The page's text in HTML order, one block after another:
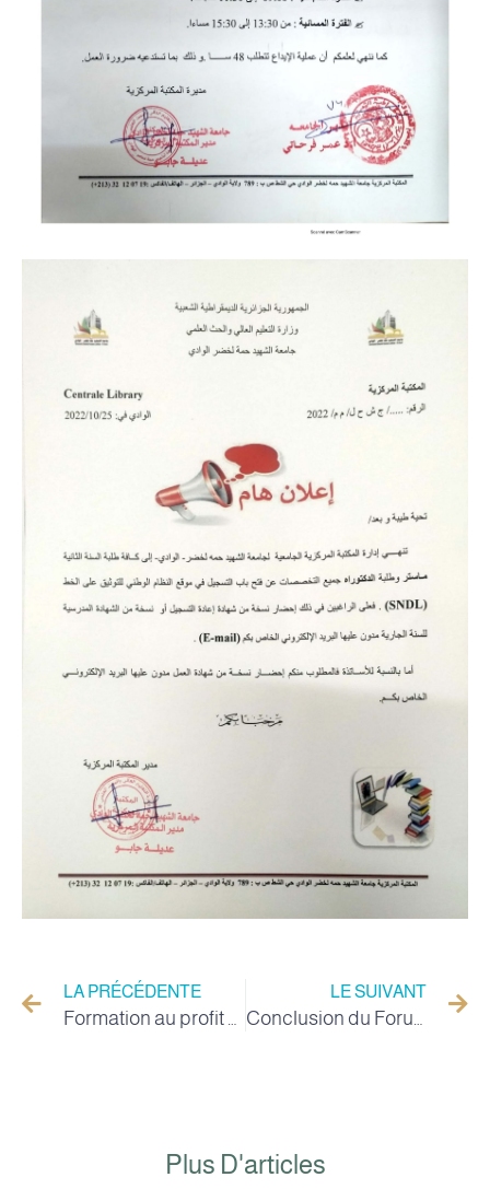
LA PRÉCÉDENTE
Formation au profit des étudiants dans le domaine de l'entrepreneuriat
LE SUIVANT
Conclusion du Forum International de Littérature Touristique à l'Université de la Vallée Inviter les médias à mettre en valeur les lieux touristiques dans les textes littéraires.
Plus D'articles